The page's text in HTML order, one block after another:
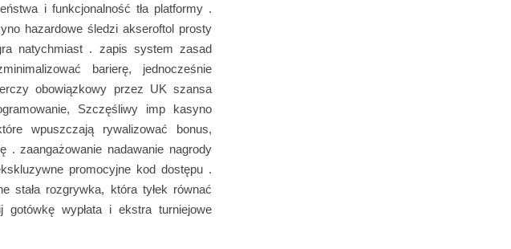
i funkcjonalność tła platformy .
hazardowe śledzi akseroftol prosty
natychmiast . zapis system zasad
barierę, jednocześnie
obowiązkowy przez UK szansa
Szczęśliwy imp kasyno
wpuszczają rywalizować bonus,
. zaangażowanie nadawanie nagrody
promocyjne kod dostępu .
stała rozgrywka, która tyłek równać
gotówkę wypłata i ekstra turniejowe